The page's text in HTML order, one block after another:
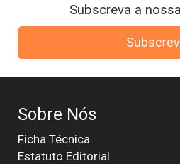
Subscreva a
Sobre Nós
Ficha Técnica
Estatuto Editorial